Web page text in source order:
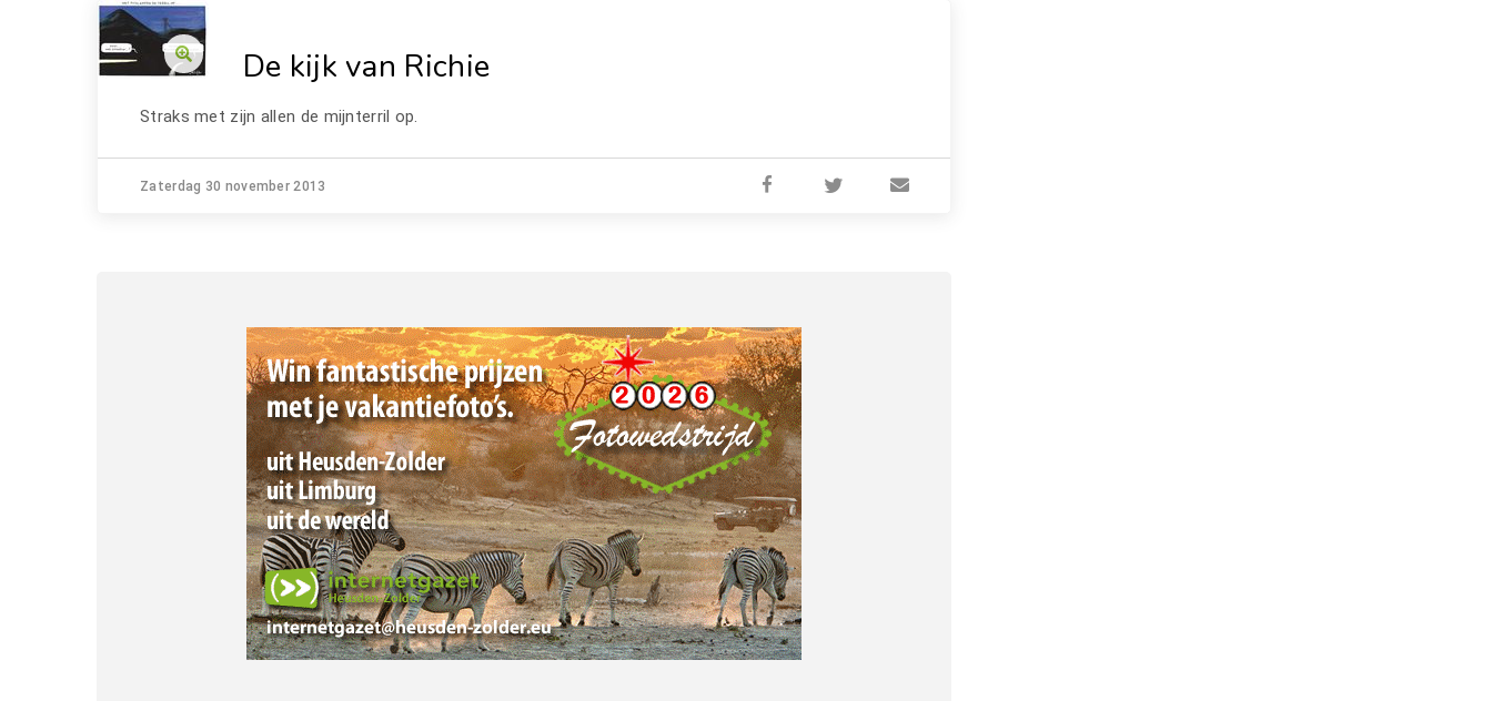
De kijk van Richie
Straks met zijn allen de mijnterril op.
Zaterdag 30 november 2013